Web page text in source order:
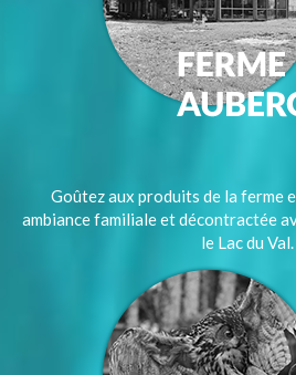
Goûtez aux produits de la ferme
ambiance familiale et décontractée
le Lac du Val.